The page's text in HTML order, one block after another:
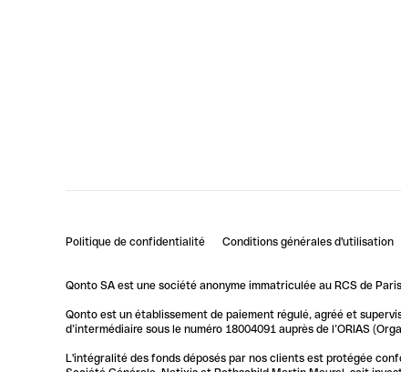
Politique de confidentialité Conditions générales d'utilisation
Qonto SA est une société anonyme immatriculée au RCS de
Qonto est un établissement de paiement régulé, agréé et
d’intermédiaire sous le numéro 18004091 auprès de l’ORIAS
L'intégralité des fonds déposés par nos clients est protégée